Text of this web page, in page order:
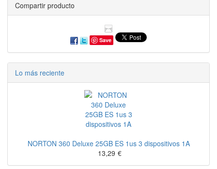
Compartir producto
Save
Lo más reciente
NORTON 360 Deluxe 25GB ES 1us 3 dispositivos 1A
13,29 €